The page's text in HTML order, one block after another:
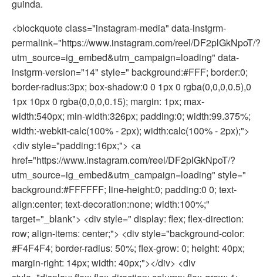
guinda.
<blockquote class="instagram-media" data-instgrm-
permalink="https://www.instagram.com/reel/DF2plGkNpoT/?
utm_source=ig_embed&utm_campaign=loading" data-
instgrm-version="14" style=" background:#FFF; border:0;
border-radius:3px; box-shadow:0 0 1px 0 rgba(0,0,0,0.5),0
1px 10px 0 rgba(0,0,0,0.15); margin: 1px; max-
width:540px; min-width:326px; padding:0; width:99.375%;
width:-webkit-calc(100% - 2px); width:calc(100% - 2px);">
<div style="padding:16px;"> <a
href="https://www.instagram.com/reel/DF2plGkNpoT/?
utm_source=ig_embed&utm_campaign=loading" style="
background:#FFFFFF; line-height:0; padding:0 0; text-
align:center; text-decoration:none; width:100%;"
target="_blank"> <div style=" display: flex; flex-direction:
row; align-items: center;"> <div style="background-color:
#F4F4F4; border-radius: 50%; flex-grow: 0; height: 40px;
margin-right: 14px; width: 40px;"></div> <div